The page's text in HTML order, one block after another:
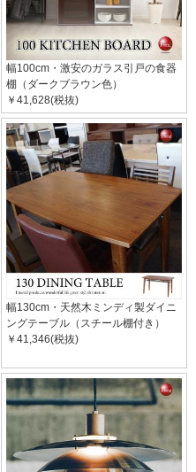
幅100cm・激安のガラス引戸の食器
棚（ダークブラウン色）
￥41,628(税抜)
幅130cm・天然木ミンディ製ダイニ
ングテーブル（スチール棚付き）
￥41,346(税抜)